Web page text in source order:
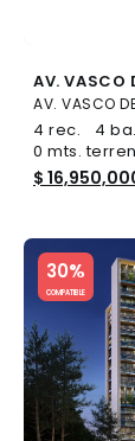
4 rec. 4 ba.
0 mts.
$
30%
COMPATIBLE
Slide 1 of 5